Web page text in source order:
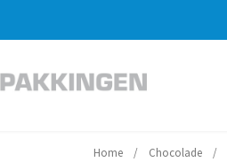
Home / Chocolade /